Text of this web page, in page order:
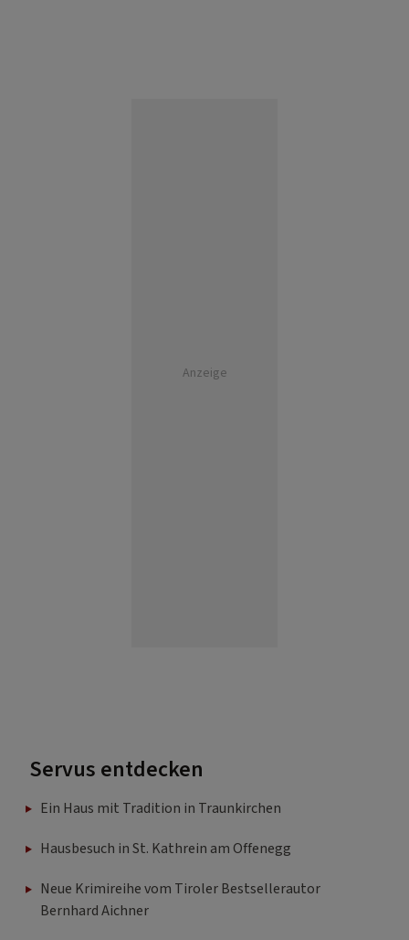
Anzeige
Servus entdecken
Ein Haus mit Tradition in Traunkirchen
Hausbesuch in St. Kathrein am Offenegg
Neue Krimireihe vom Tiroler Bestsellerautor
Bernhard Aichner